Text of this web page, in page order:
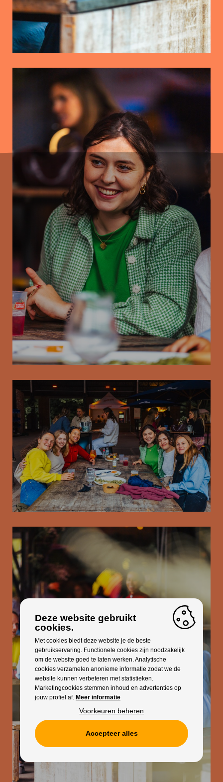
Deze website gebruikt
cookies.
Met cookies biedt deze website je de beste
gebruikservaring. Functionele cookies zijn noodzakelijk
om de website goed te laten werken. Analytische
cookies verzamelen anonieme informatie zodat we de
website kunnen verbeteren met statistieken.
Marketingcookies stemmen inhoud en advertenties op
jouw profiel af. Meer informatie
Voorkeuren beheren
Accepteer alles